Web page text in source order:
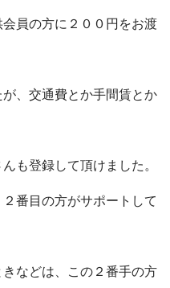
員の方に２００円をお渡
、交通費とか手間賃とか
も登録して頂けました。
番目の方がサポートして
などは、この２番手の方